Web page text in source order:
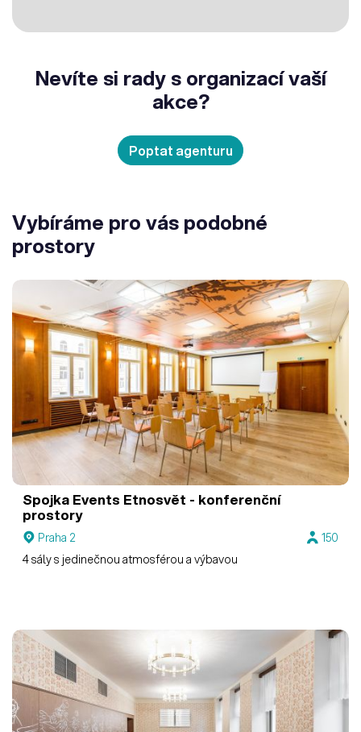
Nevíte si rady s organizací vaší
akce?
Poptat agenturu
Vybíráme pro vás podobné
prostory
Spojka Events Etnosvět - konferenční
prostory
Praha 2
150
4 sály s jedinečnou atmosférou a výbavou